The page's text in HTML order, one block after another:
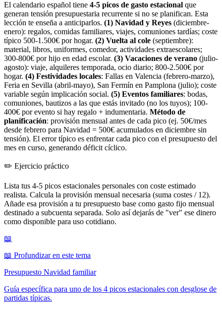
El calendario español tiene 4-5 picos de gasto estacional que
generan tensión presupuestaria recurrente si no se planifican. Esta
lección te enseña a anticiparlos. (1) Navidad y Reyes (diciembre-
enero): regalos, comidas familiares, viajes, comuniones tardías; coste
típico 500-1.500€ por hogar. (2) Vuelta al cole (septiembre):
material, libros, uniformes, comedor, actividades extraescolares;
300-800€ por hijo en edad escolar. (3) Vacaciones de verano (julio-
agosto): viaje, alquileres temporada, ocio diario; 800-2.500€ por
hogar. (4) Festividades locales: Fallas en Valencia (febrero-marzo),
Feria en Sevilla (abril-mayo), San Fermín en Pamplona (julio); coste
variable según implicación social. (5) Eventos familiares: bodas,
comuniones, bautizos a las que estás invitado (no los tuyos); 100-
400€ por evento si hay regalo + indumentaria. Método de
planificación: provisión mensual antes de cada pico (ej. 50€/mes
desde febrero para Navidad = 500€ acumulados en diciembre sin
tensión). El error típico es enfrentar cada pico con el presupuesto del
mes en curso, generando déficit cíclico.
✏️ Ejercicio práctico
Lista tus 4-5 picos estacionales personales con coste estimado
realista. Calcula la provisión mensual necesaria (suma costes / 12).
Añade esa provisión a tu presupuesto base como gasto fijo mensual
destinado a subcuenta separada. Solo así dejarás de "ver" ese dinero
como disponible para uso cotidiano.
📖
📖 Profundizar en este tema
Presupuesto Navidad familiar
Guía específica para uno de los 4 picos estacionales con desglose de
partidas típicas.